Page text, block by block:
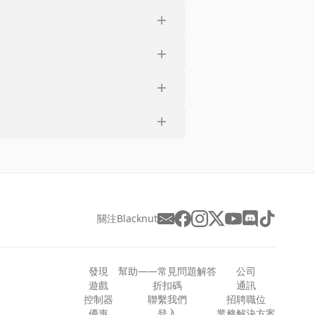
關注Blacknut
發現
遊戲
控制器
幫助——常見問題解答
折扣碼
聯繫我們
公司
通訊
招聘職位